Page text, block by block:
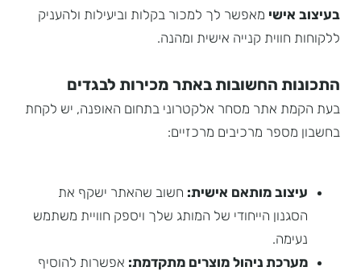
בעיצוב אישי מאפשר לך למכור בקלות וביעילות ולהעניק
ללקוחות חווית קנייה אישית ומהנה.
התכונות החשובות באתר מכירות לבגדים
בעת הקמת אתר מסחר אלקטרוני בתחום האופנה, יש לקחת
בחשבון מספר מרכיבים מרכזיים:
עיצוב מותאם אישית: חשוב שהאתר ישקף את
הסגנון הייחודי של המותג שלך ויספק חוויית משתמש
נעימה.
מערכת ניהול מוצרים מתקדמת: אפשרות להוסיף